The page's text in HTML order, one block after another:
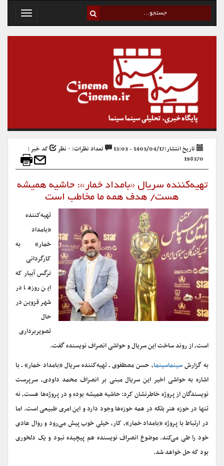
Toggle
تاریخ انتشار:1403/04/17 - 13:03 تعداد نظرات: ۰ نظر
کد خبر :
198370
تهیه‌کننده سریال «بامداد خمار»: حاشیه همیشه
هست/ هدف همه‌ ما مخاطب است
تهیه‌کننده
«بامداد
خمار» به
کارگردانی
نرگس آبیار که
این روزها در
شهر قزوین در
حال
تصویربرداری
است، از روند ساخت این سریال و حواشی انصراف نویسنده گفت.
به گزارشسینماسینما، حسن مصطفوی ـ تهیه‌کننده سریال «بامداد خمار» ـ با
اشاره به حواشی اخیر این سریال مبنی بر انصراف محمد داودی، سرپرست
نویسندگان از پروژه خاطرنشان کرد: حاشیه همیشه بوده و در پروژه‌ها هست، نه
تنها در حوزه هنر بلکه در همه حوزه‌ها وجود دارد و این امری طبیعی است. اما
در ارتباط با پروژه «بامداد خمار»، کار، خیلی خوب پیش می‌رود و روال عادی
خود را طی می‌کند. موضوع انصراف نویسنده هم پیچیده نبود و یک دلخوری
بود که حل خواهد شد.